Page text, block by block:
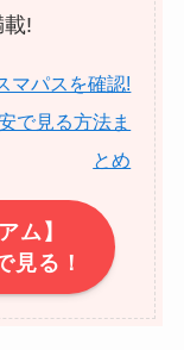
!
マパスを確認!
で見る方法ま
とめ
ム】
見る！